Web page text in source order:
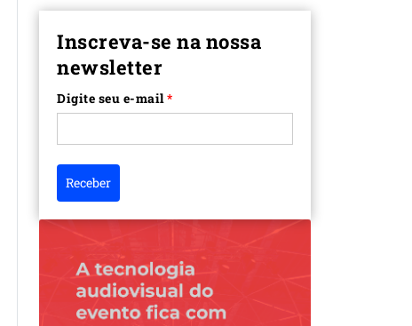
Inscreva-se na nossa
newsletter
Digite seu e-mail*
Receber